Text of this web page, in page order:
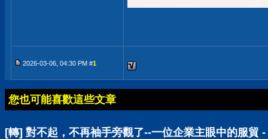
2026-03-06, 04:30 PM #1
您也可能喜歡這些文章
[轉] 對不起，不再袖手旁觀了--一位企業主眼中的服貿